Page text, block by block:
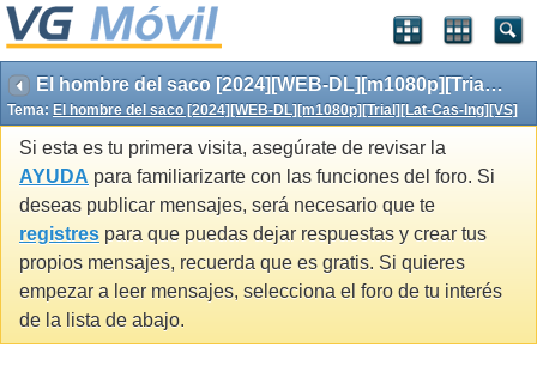
El hombre del saco [2024][WEB-DL][m1080p][Trial][Lat-Cas-Ing][VS]
Tema: El hombre del saco [2024][WEB-DL][m1080p][Trial][Lat-Cas-Ing][VS]
Si esta es tu primera visita, asegúrate de revisar la
AYUDA para familiarizarte con las funciones del foro. Si
deseas publicar mensajes, será necesario que te
registres para que puedas dejar respuestas y crear tus
propios mensajes, recuerda que es gratis. Si quieres
empezar a leer mensajes, selecciona el foro de tu interés
de la lista de abajo.